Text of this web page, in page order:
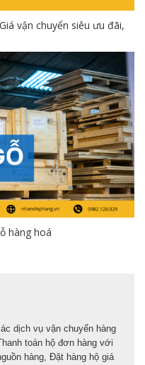
vận chuyển siêu ưu đãi,
hàng hoá
dịch vụ vận chuyển hàng
toán hộ đơn hàng với
hàng, Đặt hàng hộ giá